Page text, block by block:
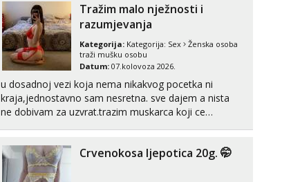
Žana
Čekam tvoj poziv!
Tel: 064/677-677 - Kod: #135
tel:0,93€ - mob:1,12€ min
Zara
Čekam tvoj poziv!
Anđela
Tražim malo nježnosti i
razumjevanja
Kategorija: Kategorija: Sex
Ženska osoba
traži mušku osobu
Datum: 07.kolovoza 2026.
u dosadnoj vezi koja nema nikakvog pocetka ni
kraja,jednostavno sam nesretna. sve dajem a nista
ne dobivam za uzvrat.trazim muskarca koji ce
poljupce po tijelu koji me jako pale,obozavam kad
muskar...
Crvenokosa ljepotica 20g. 🤭